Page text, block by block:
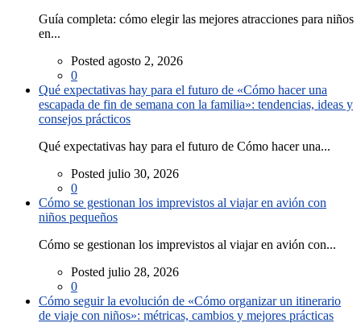
Guía completa: cómo elegir las mejores atracciones para niños
en...
Posted agosto 2, 2026
0
Qué expectativas hay para el futuro de «Cómo hacer una
escapada de fin de semana con la familia»: tendencias, ideas y
consejos prácticos
Qué expectativas hay para el futuro de Cómo hacer una...
Posted julio 30, 2026
0
Cómo se gestionan los imprevistos al viajar en avión con
niños pequeños
Cómo se gestionan los imprevistos al viajar en avión con...
Posted julio 28, 2026
0
Cómo seguir la evolución de «Cómo organizar un itinerario
de viaje con niños»: métricas, cambios y mejores prácticas